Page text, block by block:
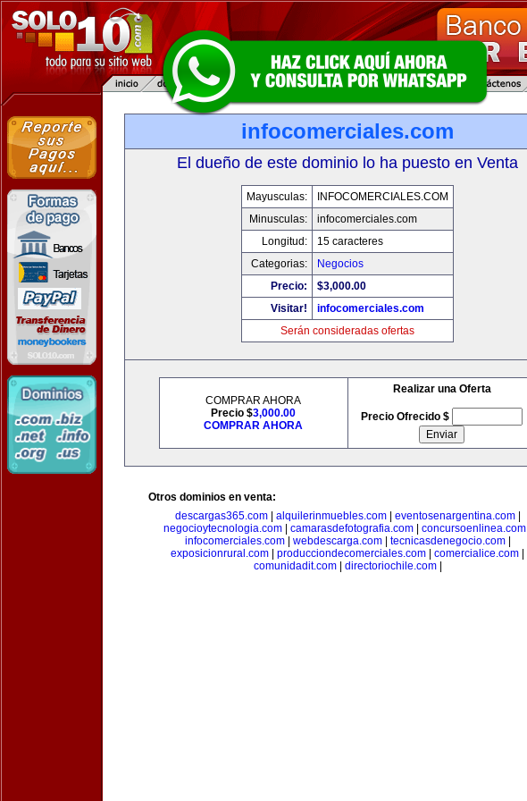
infocomerciales.com
El dueño de este dominio lo ha puesto en Venta
Mayusculas:
INFOCOMERCIALES.COM
Minusculas:
infocomerciales.com
Longitud:
15 caracteres
Categorias:
Negocios
Precio:
$3,000.00
Visitar!
infocomerciales.com
Serán consideradas ofertas
COMPRAR AHORA
Precio $3,000.00
COMPRAR AHORA
Realizar una Oferta
Precio Ofrecido $
Otros dominios en venta:
descargas365.com| alquilerinmuebles.com| eventosenargentina.com|
negocioytecnologia.com
camarasdefotografia.com concursoenlinea.com
infocomerciales.com| webdescarga.com| tecnicasdenegocio.com|
exposicionrural.com
producciondecomerciales.com comercialice.com
comunidadit.com| directoriochile.com|